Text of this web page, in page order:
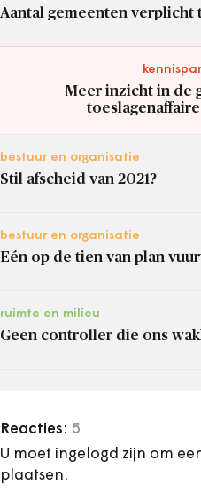
Aantal gemeenten verplicht
Meer inzicht in de
bestuur en organisatie
Stil afscheid van 2021?
bestuur en organisatie
Eén op de tien van plan
ruimte en milieu
Geen controller die ons
Reacties: 5
U moet ingelogd zijn om
plaatsen.